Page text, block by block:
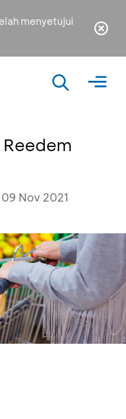
menyetujui
Nov 2021